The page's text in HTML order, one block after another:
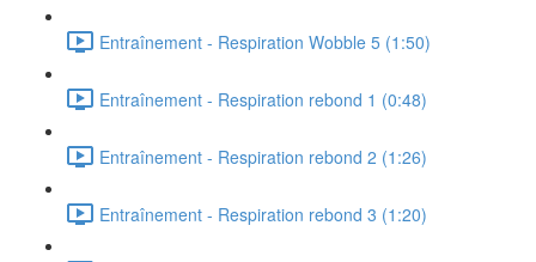
Entraînement - Respiration Wobble 5 (1:50)
Entraînement - Respiration rebond 1 (0:48)
Entraînement - Respiration rebond 2 (1:26)
Entraînement - Respiration rebond 3 (1:20)